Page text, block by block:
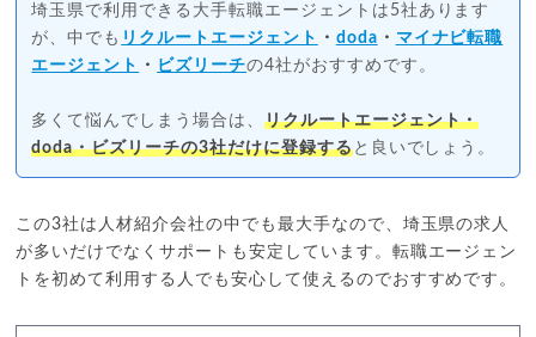
埼玉県で利用できる大手転職エージェントは5社あります
が、中でも リクルートエージェント ・ doda ・ マイナビ転職
エージェント
・ ビズリーチの4社がおすすめです。
多くて悩んでしまう場合は、 リクルートエージェント・
doda・ビズリーチの3社だけに登録すると良いでしょう。
この3社は人材紹介会社の中でも最大手なので、埼玉県の求人
が多いだけでなくサポートも安定しています。転職エージェン
トを初めて利用する人でも安心して使えるのでおすすめです。